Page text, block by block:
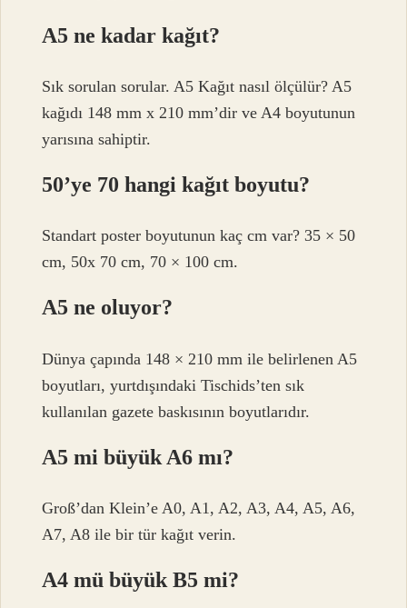
A5 ne kadar kağıt?
Sık sorulan sorular. A5 Kağıt nasıl ölçülür? A5
kağıdı 148 mm x 210 mm’dir ve A4 boyutunun
yarısına sahiptir.
50’ye 70 hangi kağıt boyutu?
Standart poster boyutunun kaç cm var? 35 × 50
cm, 50x 70 cm, 70 × 100 cm.
A5 ne oluyor?
Dünya çapında 148 × 210 mm ile belirlenen A5
boyutları, yurtdışındaki Tischids’ten sık
kullanılan gazete baskısının boyutlarıdır.
A5 mi büyük A6 mı?
Groß’dan Klein’e A0, A1, A2, A3, A4, A5, A6,
A7, A8 ile bir tür kağıt verin.
A4 mü büyük B5 mi?